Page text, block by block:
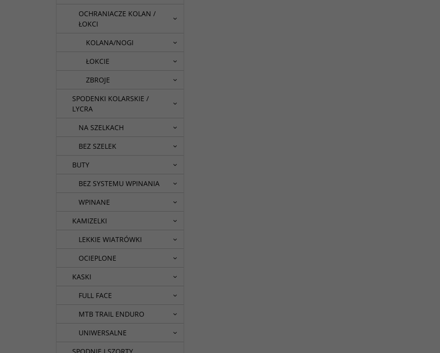
OCHRANIACZE KOLAN /
ŁOKCI
KOLANA/NOGI
ŁOKCIE
ZBROJE
SPODENKI KOLARSKIE /
LYCRA
NA SZELKACH
BEZ SZELEK
BUTY
BEZ SYSTEMU WPINANIA
WPINANE
KAMIZELKI
LEKKIE WIATRÓWKI
OCIEPLONE
KASKI
FULL FACE
MTB TRAIL ENDURO
UNIWERSALNE